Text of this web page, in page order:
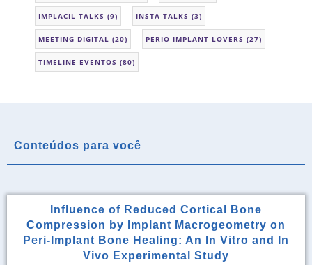
IMPLACIL TALKS (9) INSTA TALKS (3)
MEETING DIGITAL (20) PERIO IMPLANT LOVERS (27)
TIMELINE EVENTOS (80)
Conteúdos para você
Influence of Reduced Cortical Bone
Compression by Implant Macrogeometry on
Peri-Implant Bone Healing: An In Vitro and In
Vivo Experimental Study